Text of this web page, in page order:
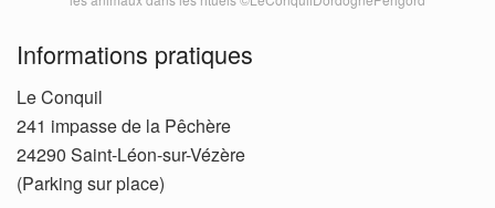
Informations pratiques
Le Conquil
241 impasse de la Pêchère
24290 Saint-Léon-sur-Vézère
(Parking sur place)